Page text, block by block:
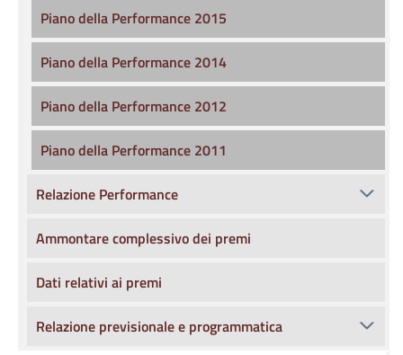
Piano della Performance 2015
Piano della Performance 2014
Piano della Performance 2012
Piano della Performance 2011
Relazione Performance
Ammontare complessivo dei premi
Dati relativi ai premi
Relazione previsionale e programmatica